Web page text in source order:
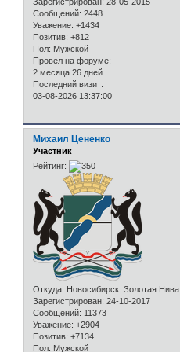
Сообщений: 2448
Уважение: +1434
Позитив: +812
Пол: Мужской
Провел на форуме:
2 месяца 26 дней
Последний визит:
03-08-2026 13:37:00
Михаил Цененко
Участник
Рейтинг:
Откуда: Новосибирск. Золотая Нива
Зарегистрирован: 24-10-2017
Сообщений: 11373
Уважение: +2904
Позитив: +7134
Пол: Мужской